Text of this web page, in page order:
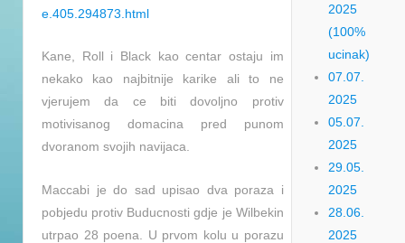
e.405.294873.html
Kane, Roll i Black kao centar ostaju im
nekako kao najbitnije karike ali to ne
vjerujem da ce biti dovoljno protiv
motivisanog domacina pred punom
dvoranom svojih navijaca.
Maccabi je do sad upisao dva poraza i
pobjedu protiv Buducnosti gdje je Wilbekin
utrpao 28 poena. U prvom kolu u porazu
2025
(100%
ucinak)
07.07.
2025
05.07.
2025
29.05.
2025
28.06.
2025